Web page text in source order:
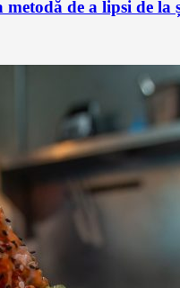
de a lipsi de la